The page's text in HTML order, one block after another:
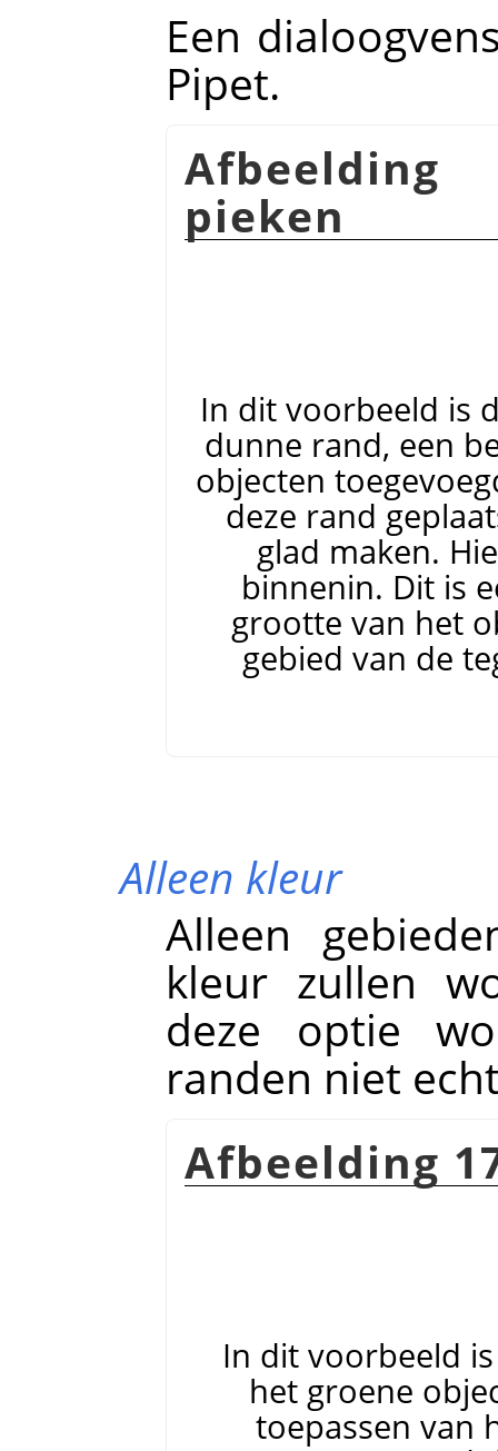
Een
Pipet.
pieken
In dit voorbeeld is
dunne rand, een
objecten
deze rand
glad maken.
binnenin. Dit is
grootte van het
gebied van de
Alleen kleur
Alleen
kleur zullen
deze optie
randen niet
Afbeelding
In dit voorbeeld
het groene
toepassen van